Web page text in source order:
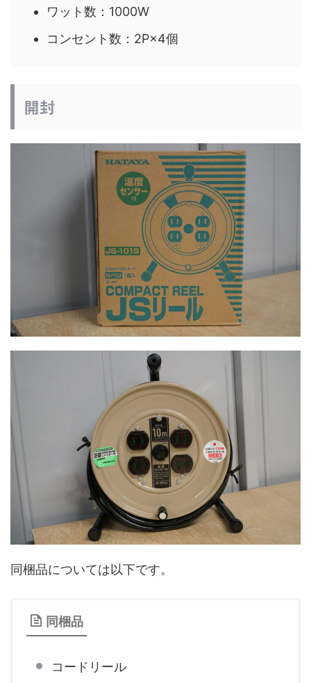
ワット数：1000W
コンセント数：2P×4個
開封
同梱品については以下です。
同梱品
コードリール